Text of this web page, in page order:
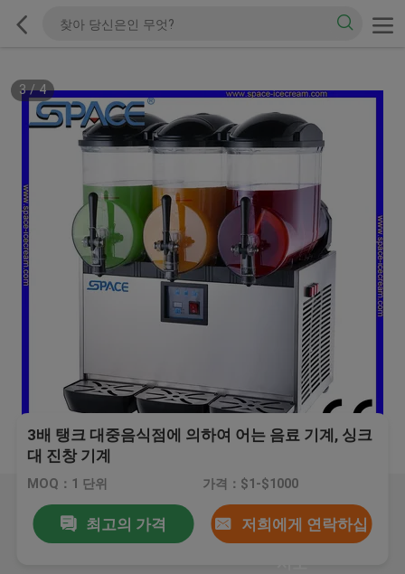
3/4
3배 탱크 대중음식점에 의하여 어는 음료 기계, 싱크
대 진창 기계
MOQ：1 단위 가격：$1-$1000
최고의 가격 저희에게 연락하십